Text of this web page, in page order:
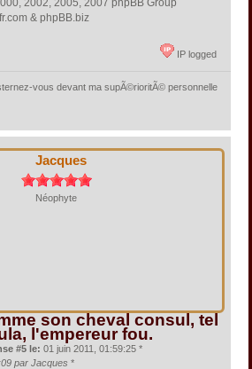
2002, 2005, 2007 phpBB Group
& phpBB.biz
IP logged
vous devant ma supÃ©rioritÃ© personnelle
Jacques
Néophyte
son cheval consul, tel
l'empereur fou.
#5 le: 01 juin 2011, 01:59:25 *
par Jacques *